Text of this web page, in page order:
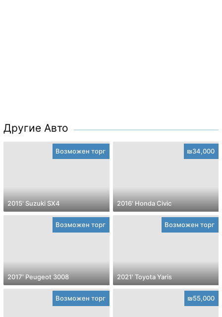
Другие Авто
Возможен торг
2015' Suzuki SX4
₪34,000
2016' Honda Civic
Возможен торг
2017' Peugeot 3008
Возможен торг
2021' Toyota Yaris
Возможен торг ₪55,000